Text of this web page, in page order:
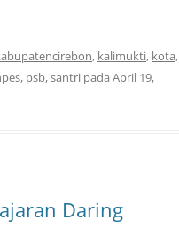
, kalimukti, kota,
, psb,santri pada April 19,
Daring